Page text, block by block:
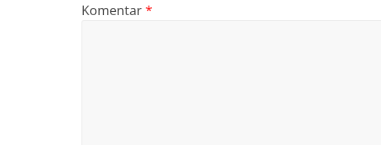
Komentar*